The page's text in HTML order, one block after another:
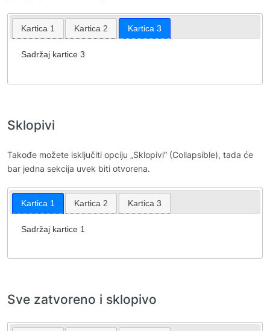
Kartica 1 Kartica 2 Kartica 3
Sadržaj kartice 3
Sklopivi
Takođe možete isključiti opciju „Sklopivi“ (Collapsible), tada će
bar jedna sekcija uvek biti otvorena.
Kartica 1 Kartica 2 Kartica 3
Sadržaj kartice 1
Sve zatvoreno i sklopivo